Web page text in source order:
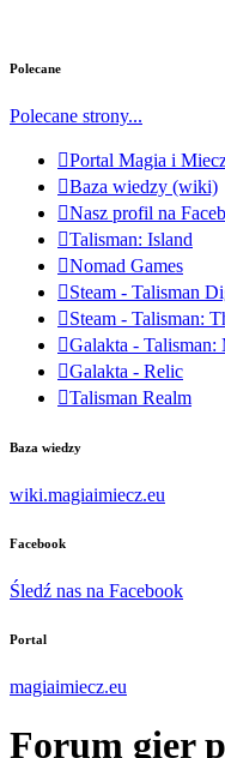
Polecane
Polecane strony...
Portal Magia i
Baza wiedzy (wiki)
Nasz profil na
Talisman: Island
Nomad Games
Steam - Talisman
Steam - Talisman:
Galakta -
Galakta - Relic
Talisman Realm
Baza wiedzy
wiki.magiaimiecz.eu
Facebook
Śledź nas na Facebook
Portal
magiaimiecz.eu
Forum gier